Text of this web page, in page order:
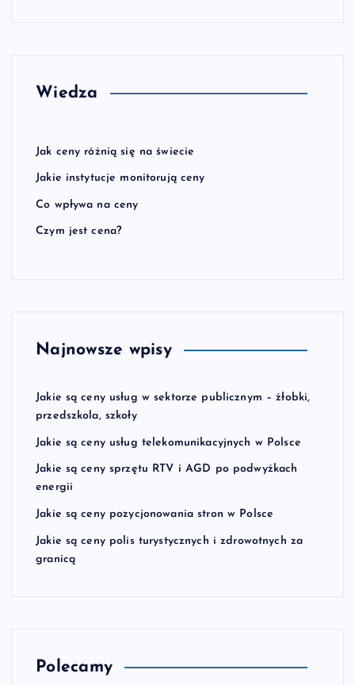
Wiedza
Jak ceny różnią się na świecie
Jakie instytucje monitorują ceny
Co wpływa na ceny
Czym jest cena?
Najnowsze wpisy
Jakie są ceny usług w sektorze publicznym – żłobki,
przedszkola, szkoły
Jakie są ceny usług telekomunikacyjnych w Polsce
Jakie są ceny sprzętu RTV i AGD po podwyżkach
energii
Jakie są ceny pozycjonowania stron w Polsce
Jakie są ceny polis turystycznych i zdrowotnych za
granicą
Polecamy